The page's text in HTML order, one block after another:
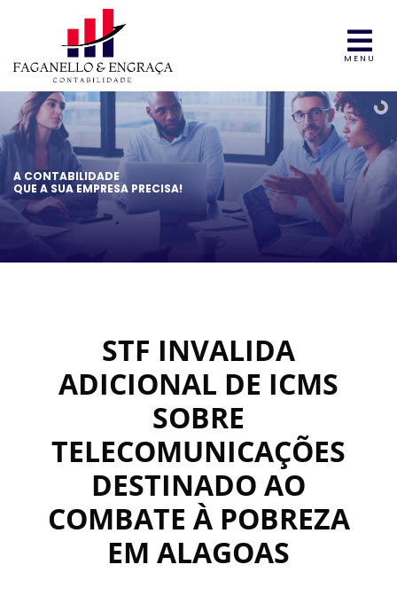
MENU
A CONTABILIDADE
QUE A SUA EMPRESA PRECISA!
STF INVALIDA
ADICIONAL DE ICMS
SOBRE
TELECOMUNICAÇÕES
DESTINADO AO
COMBATE À POBREZA
EM ALAGOAS